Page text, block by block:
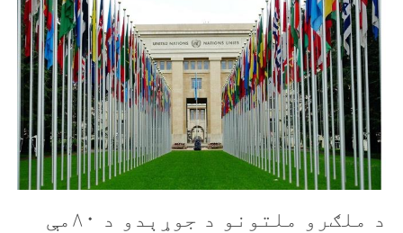
د‌ ملګرو ملتونو د جوړېدو د ۸۰مې